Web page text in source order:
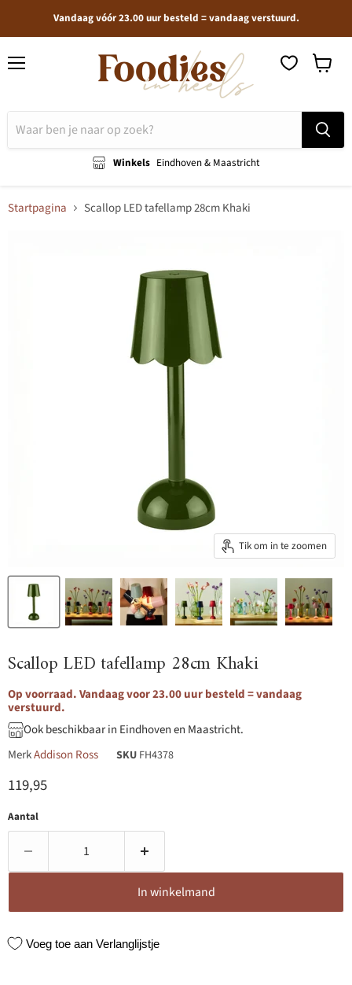
Vandaag vóór 23.00 uur besteld = vandaag verstuurd.
Winkels Eindhoven & Maastricht
Startpagina Scallop LED tafellamp 28cm Khaki
Tik om in te zoomen
Scallop LED tafellamp 28cm Khaki
Op voorraad. Vandaag voor 23.00 uur besteld = vandaag
verstuurd.
Ook beschikbaar in Eindhoven en Maastricht.
MerkAddison Ross SKU FH4378
Huidige prijs
119,95
Aantal
In winkelmand
Voeg toe aan Verlanglijstje